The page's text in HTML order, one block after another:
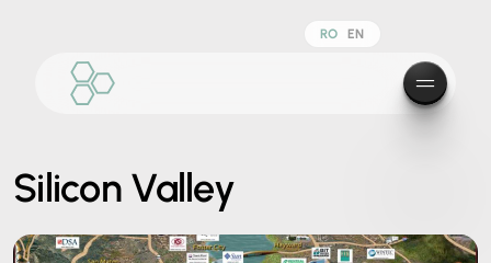
RO EN
Silicon Valley